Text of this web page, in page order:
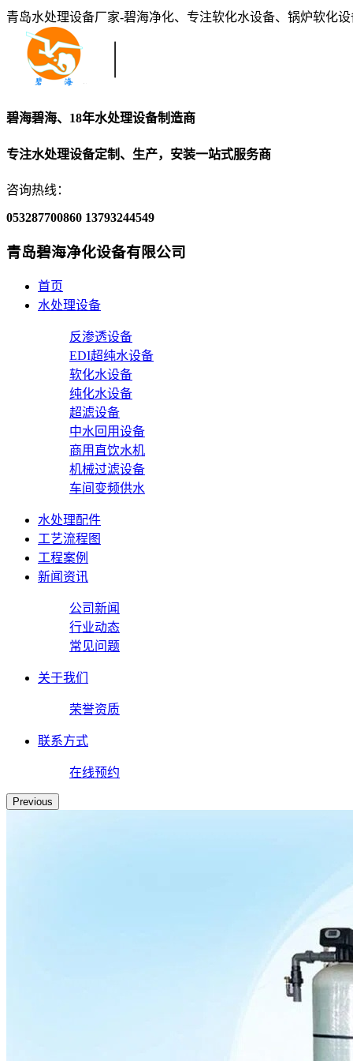
青岛水处理设备厂家-碧海净化、专注软化水设备、锅炉软化
碧海碧海、18年水处理设备制造商
专注水处理设备定制、生产，安装一站式服务商
咨询热线：
053287700860 13793244549
青岛碧海净化设备有限公司
首页
水处理设备
反渗透设备
EDI超纯水设备
软化水设备
纯化水设备
超滤设备
中水回用设备
商用直饮水机
机械过滤设备
车间变频供水
水处理配件
工艺流程图
工程案例
新闻资讯
公司新闻
行业动态
常见问题
关于我们
荣誉资质
联系方式
在线预约
Previous